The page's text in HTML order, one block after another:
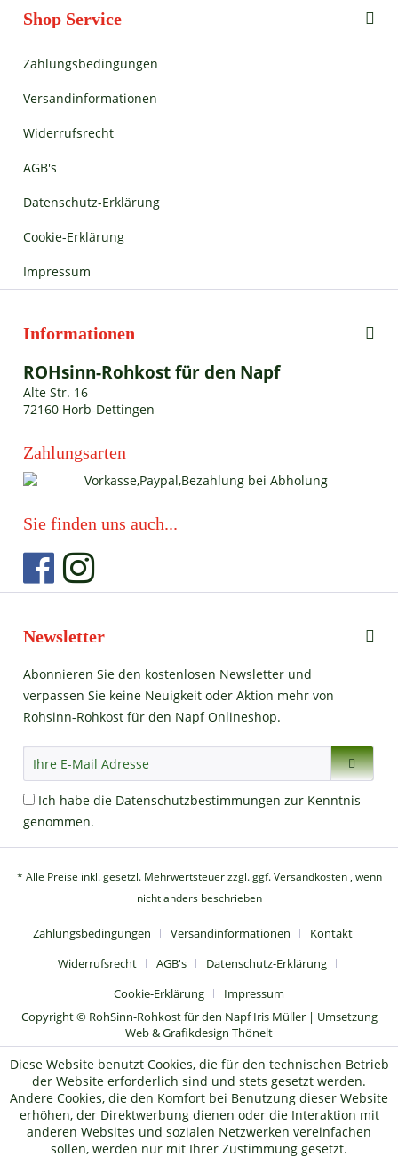
Shop Service
Zahlungsbedingungen
Versandinformationen
Widerrufsrecht
AGB's
Datenschutz-Erklärung
Cookie-Erklärung
Impressum
Informationen
ROHsinn-Rohkost für den Napf
Alte Str. 16
72160 Horb-Dettingen
Zahlungsarten
Sie finden uns auch...
Newsletter
Abonnieren Sie den kostenlosen Newsletter und
verpassen Sie keine Neuigkeit oder Aktion mehr von
Rohsinn-Rohkost für den Napf Onlineshop.
Ich habe die Datenschutzbestimmungen zur Kenntnis
genommen.
* Alle Preise inkl. gesetzl. Mehrwertsteuer zzgl.ggf. Versandkosten, wenn
nicht anders beschrieben
Zahlungsbedingungen Versandinformationen
Kontakt
Widerrufsrecht
AGB's
Datenschutz-Erklärung
Cookie-Erklärung
Impressum
Copyright © RohSinn-Rohkost für den Napf Iris Müller | Umsetzung
Web & Grafikdesign Thönelt
Diese Website benutzt Cookies, die für den technischen Betrieb
der Website erforderlich sind und stets gesetzt werden.
Andere Cookies, die den Komfort bei Benutzung dieser Website
erhöhen, der Direktwerbung dienen oder die Interaktion mit
anderen Websites und sozialen Netzwerken vereinfachen
sollen, werden nur mit Ihrer Zustimmung gesetzt.